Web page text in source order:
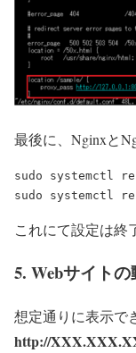
最後に、Nginxと
sudo systemctl
これにて設定は終
5. Webサイト
想定通りに表示で
http://